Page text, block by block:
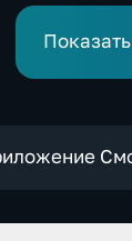
по ключевым